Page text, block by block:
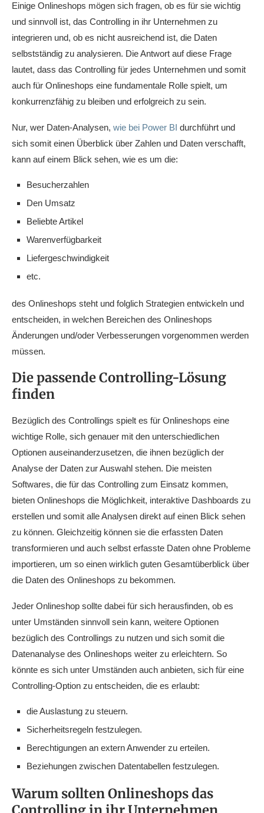
Einige Onlineshops mögen sich fragen, ob es für sie wichtig
und sinnvoll ist, das Controlling in ihr Unternehmen zu
integrieren und, ob es nicht ausreichend ist, die Daten
selbstständig zu analysieren. Die Antwort auf diese Frage
lautet, dass das Controlling für jedes Unternehmen und somit
auch für Onlineshops eine fundamentale Rolle spielt, um
konkurrenzfähig zu bleiben und erfolgreich zu sein.
Nur, wer Daten-Analysen, wie bei Power BI durchführt und
sich somit einen Überblick über Zahlen und Daten verschafft,
kann auf einem Blick sehen, wie es um die:
Besucherzahlen
Den Umsatz
Beliebte Artikel
Warenverfügbarkeit
Liefergeschwindigkeit
etc.
des Onlineshops steht und folglich Strategien entwickeln und
entscheiden, in welchen Bereichen des Onlineshops
Änderungen und/oder Verbesserungen vorgenommen werden
müssen.
Die passende Controlling-Lösung
finden
Bezüglich des Controllings spielt es für Onlineshops eine
wichtige Rolle, sich genauer mit den unterschiedlichen
Optionen auseinanderzusetzen, die ihnen bezüglich der
Analyse der Daten zur Auswahl stehen. Die meisten
Softwares, die für das Controlling zum Einsatz kommen,
bieten Onlineshops die Möglichkeit, interaktive Dashboards zu
erstellen und somit alle Analysen direkt auf einen Blick sehen
zu können. Gleichzeitig können sie die erfassten Daten
transformieren und auch selbst erfasste Daten ohne Probleme
importieren, um so einen wirklich guten Gesamtüberblick über
die Daten des Onlineshops zu bekommen.
Jeder Onlineshop sollte dabei für sich herausfinden, ob es
unter Umständen sinnvoll sein kann, weitere Optionen
bezüglich des Controllings zu nutzen und sich somit die
Datenanalyse des Onlineshops weiter zu erleichtern. So
könnte es sich unter Umständen auch anbieten, sich für eine
Controlling-Option zu entscheiden, die es erlaubt:
die Auslastung zu steuern.
Sicherheitsregeln festzulegen.
Berechtigungen an extern Anwender zu erteilen.
Beziehungen zwischen Datentabellen festzulegen.
Warum sollten Onlineshops das